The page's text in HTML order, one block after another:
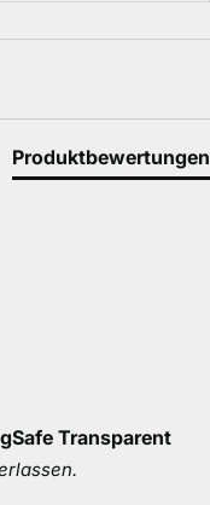
Produktbewertungen
Transparent